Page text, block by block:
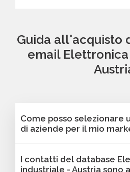
Guida all'acquisto
email
Come posso selezionare
di aziende per il mio
nostra piattaforma
I contatti del database
industriale - Austria sono